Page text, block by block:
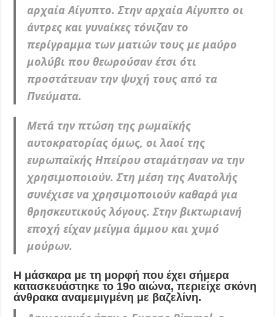
αρχαία Αίγυπτο. Στην αρχαία Αίγυπτο οι
άντρες και γυναίκες τόνιζαν το
περίγραμμα των ματιών τους με μαύρο
μολύβι που θεωρούσαν έτσι ότι
προστάτευαν την ψυχή τους από τα
Πνεύματα.
Μετά την πτώση της ρωμαϊκής
αυτοκρατορίας όμως, οι λαοί της
ευρωπαϊκής Ηπείρου σταμάτησαν να την
χρησιμοποιούν. Στη μέση της Ανατολής
συνέχισε να χρησιμοποιούν καθαρά για
θρησκευτικούς λόγους. Στην βικτωριανή
εποχή είχαν μείγμα άμμου και χυμό
μούρων.
Η μάσκαρα με τη μορφή που έχει σήμερα
κατασκευάστηκε το 19ο αιώνα, περιείχε σκόνη
άνθρακα αναμεμιγμένη με βαζελίνη.